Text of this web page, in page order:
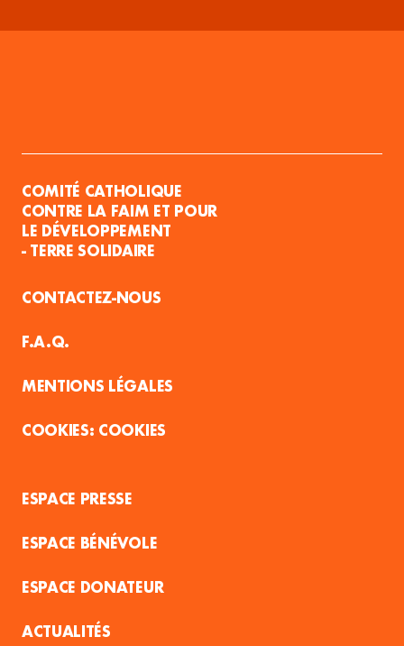
COMITÉ CATHOLIQUE
CONTRE LA FAIM ET POUR
LE DÉVELOPPEMENT
- TERRE SOLIDAIRE
CONTACTEZ-NOUS
F.A.Q.
MENTIONS LÉGALES
COOKIES
ESPACE PRESSE
ESPACE BÉNÉVOLE
ESPACE DONATEUR
ACTUALITÉS